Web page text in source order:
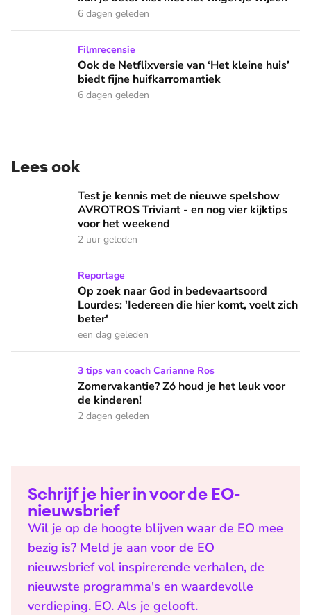
6 dagen geleden
Ook de Netflixversie van ‘Het kleine huis’ biedt fijne
Filmrecensie
Ook de Netflixversie van ‘Het kleine huis’
biedt fijne huifkarromantiek
6 dagen geleden
Lees ook
Test je kennis met de nieuwe spelshow AVROTROS
Test je kennis met de nieuwe spelshow
AVROTROS Triviant - en nog vier kijktips
voor het weekend
2 uur geleden
Op zoek naar God in bedevaartsoord Lourdes: 'Iedereen
Reportage
Op zoek naar God in bedevaartsoord
Lourdes: 'Iedereen die hier komt, voelt zich
beter'
een dag geleden
Zomervakantie? Zó houd je het leuk voor de kinderen!
3 tips van coach Carianne Ros
Zomervakantie? Zó houd je het leuk voor
de kinderen!
2 dagen geleden
Schrijf je hier in voor de EO-
nieuwsbrief
Wil je op de hoogte blijven waar de EO mee
bezig is? Meld je aan voor de EO
nieuwsbrief vol inspirerende verhalen, de
nieuwste programma's en waardevolle
verdieping. EO. Als je gelooft.